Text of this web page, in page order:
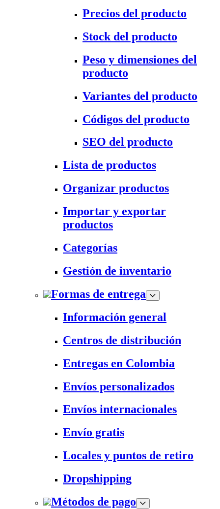
Precios del producto
Stock del producto
Peso y dimensiones del
producto
Variantes del producto
Códigos del producto
SEO del producto
Lista de productos
Organizar productos
Importar y exportar
productos
Categorías
Gestión de inventario
Formas de entrega
Información general
Centros de distribución
Entregas en Colombia
Envíos personalizados
Envíos internacionales
Envío gratis
Locales y puntos de retiro
Dropshipping
Métodos de pago